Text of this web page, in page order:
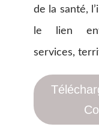
de la santé,
le lien
services,